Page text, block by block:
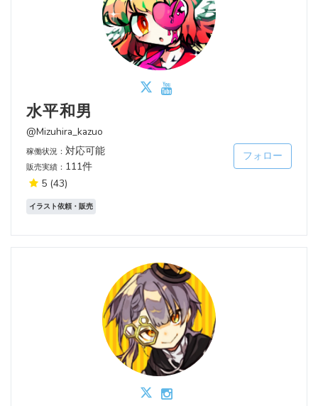
水平和男
@Mizuhira_kazuo
稼働状況： 対応可能
販売実績： 111件
5 (43)
フォロー
イラスト依頼・販売